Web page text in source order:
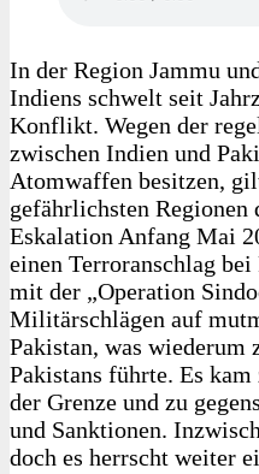
In der Region Jammu
Indiens schwelt seit
Konflikt. Wegen der
zwischen Indien und
Atomwaffen besitzen,
gefährlichsten
Eskalation Anfang Mai
einen Terroranschlag
mit der „Operation
Militärschlägen auf
Pakistan, was wiederum
Pakistans führte. Es
der Grenze und zu
und Sanktionen.
doch es herrscht weiter